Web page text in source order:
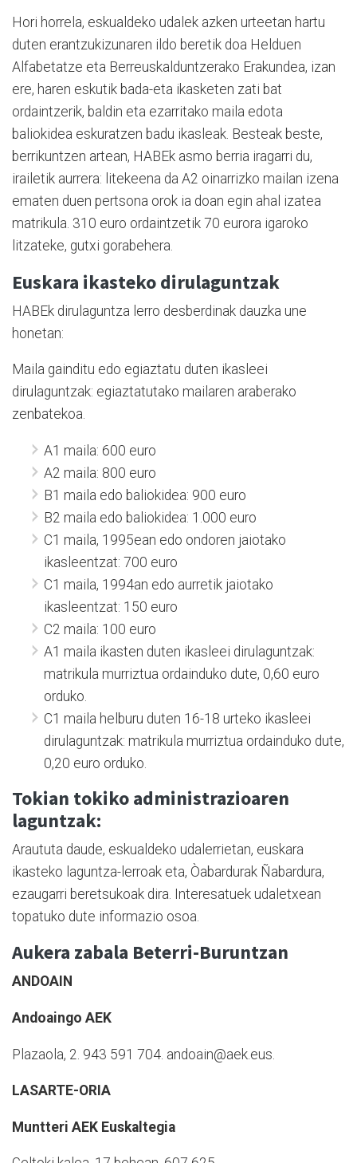
Hori horrela, eskualdeko udalek azken urteetan hartu
duten erantzukizunaren ildo beretik doa Helduen
Alfabetatze eta Berreuskalduntzerako Erakundea, izan
ere, haren eskutik bada-eta ikasketen zati bat
ordaintzerik, baldin eta ezarritako maila edota
baliokidea eskuratzen badu ikasleak. Besteak beste,
berrikuntzen artean, HABEk asmo berria iragarri du,
irailetik aurrera: litekeena da A2 oinarrizko mailan izena
ematen duen pertsona orok ia doan egin ahal izatea
matrikula. 310 euro ordaintzetik 70 eurora igaroko
litzateke, gutxi gorabehera.
Euskara ikasteko dirulaguntzak
HABEk dirulaguntza lerro desberdinak dauzka une
honetan:
Maila gainditu edo egiaztatu duten ikasleei
dirulaguntzak: egiaztatutako mailaren araberako
zenbatekoa.
A1 maila: 600 euro
A2 maila: 800 euro
B1 maila edo baliokidea: 900 euro
B2 maila edo baliokidea: 1.000 euro
C1 maila, 1995ean edo ondoren jaiotako
ikasleentzat: 700 euro
C1 maila, 1994an edo aurretik jaiotako
ikasleentzat: 150 euro
C2 maila: 100 euro
A1 maila ikasten duten ikasleei dirulaguntzak:
matrikula murriztua ordainduko dute, 0,60 euro
orduko.
C1 maila helburu duten 16-18 urteko ikasleei
dirulaguntzak: matrikula murriztua ordainduko dute,
0,20 euro orduko.
Tokian tokiko administrazioaren
laguntzak:
Araututa daude, eskualdeko udalerrietan, euskara
ikasteko laguntza-lerroak eta, Òabardurak Ñabardura,
ezaugarri beretsukoak dira. Interesatuek udaletxean
topatuko dute informazio osoa.
Aukera zabala Beterri-Buruntzan
ANDOAIN
Andoaingo AEK
Plazaola, 2. 943 591 704. andoain@aek.eus.
LASARTE-ORIA
Muntteri AEK Euskaltegia